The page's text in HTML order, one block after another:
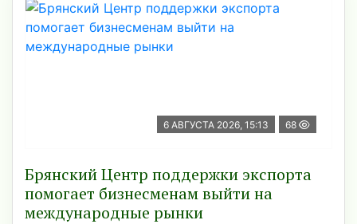
6 АВГУСТА 2026, 15:13 68
Брянский Центр поддержки экспорта
помогает бизнесменам выйти на
международные рынки